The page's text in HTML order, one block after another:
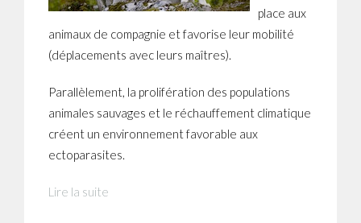
place aux
animaux de compagnie et favorise leur mobilité
(déplacements avec leurs maîtres).
Parallèlement, la prolifération des populations
animales sauvages et le réchauffement climatique
créent un environnement favorable aux
ectoparasites.
Lire la suite